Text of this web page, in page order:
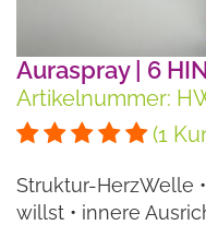
Auraspray | 6
Artikelnummer:
(1
Struktur-HerzWelle
willst • innere